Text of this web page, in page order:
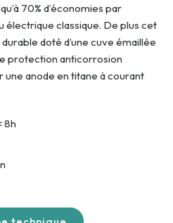
70% d’économies par
électrique classique. De plus cet
doté d’une cuve émaillée
protection anticorrosion
anode en titane à courant
8h